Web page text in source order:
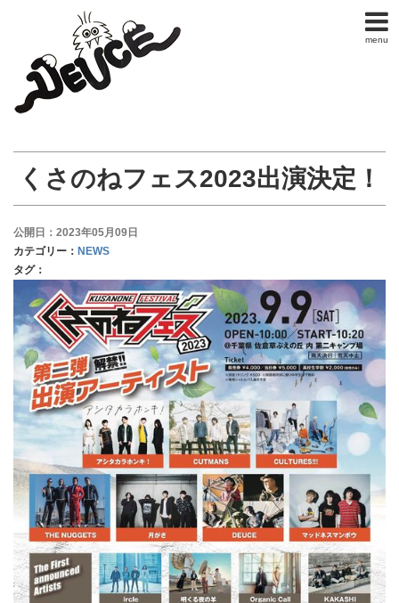
menu
くさのねフェス2023出演決定！
公開日：2023年05月09日
カテゴリー： NEWS
タグ：